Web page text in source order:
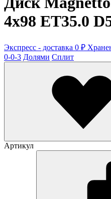
4x98 ET35.0
Экспресс - доставка 0 ₽
0-0-3 Долями Сплит
Артикул